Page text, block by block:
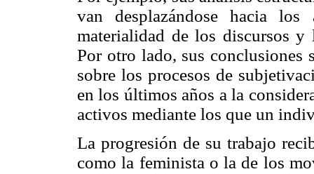
van desplazándose hacia los
materialidad de los discursos y
Por otro lado, sus conclusiones
sobre los procesos de
en los últimos años a la
activos mediante los que un
La progresión de su trabajo
como la feminista o la de los